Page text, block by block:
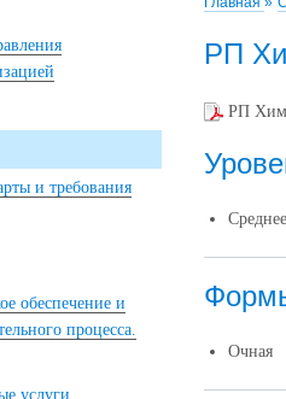
РП
РП
Очная
и требования
обеспечение и
процесса.
услуги